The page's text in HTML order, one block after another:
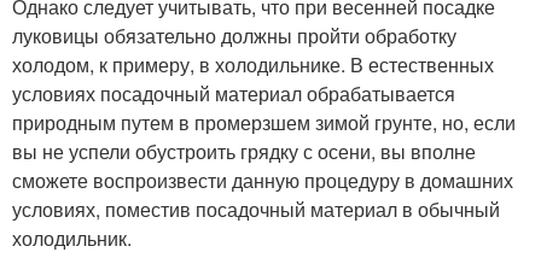
Однако следует учитывать, что при весенней посадке
луковицы обязательно должны пройти обработку
холодом, к примеру, в холодильнике. В естественных
условиях посадочный материал обрабатывается
природным путем в промерзшем зимой грунте, но, если
вы не успели обустроить грядку с осени, вы вполне
сможете воспроизвести данную процедуру в домашних
условиях, поместив посадочный материал в обычный
холодильник.